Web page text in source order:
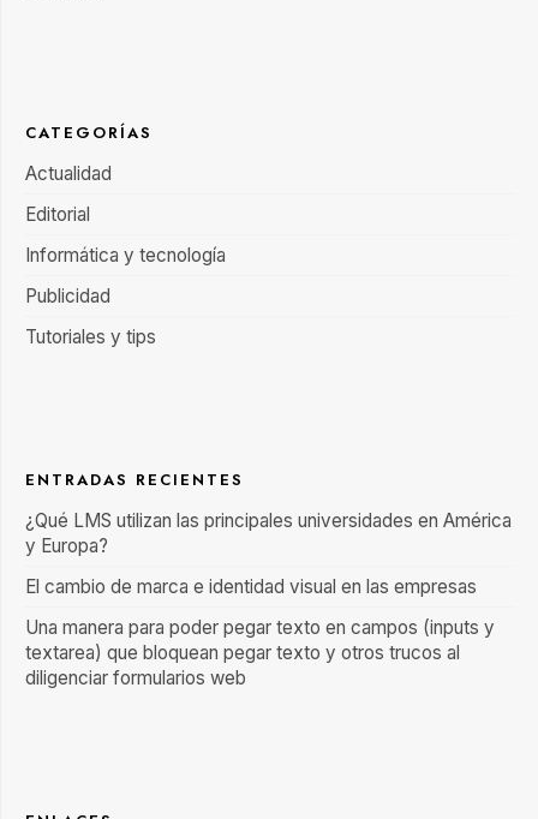
CATEGORÍAS
Actualidad
Editorial
Informática y tecnología
Publicidad
Tutoriales y tips
ENTRADAS RECIENTES
¿Qué LMS utilizan las principales universidades en América
y Europa?
El cambio de marca e identidad visual en las empresas
Una manera para poder pegar texto en campos (inputs y
textarea) que bloquean pegar texto y otros trucos al
diligenciar formularios web